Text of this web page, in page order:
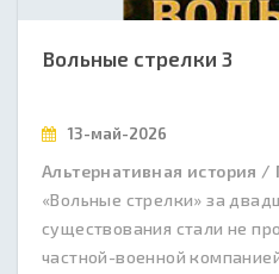
Вольные стрелки 3
13-май-2026
Альтернативная история
«Вольные стрелки» за
существования стали не
частной-военной